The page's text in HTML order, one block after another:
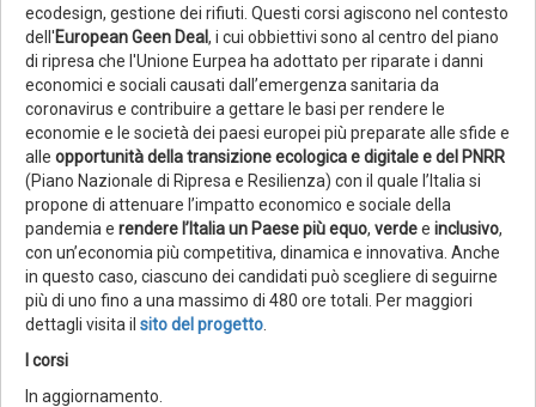
ecodesign, gestione dei rifiuti. Questi corsi agiscono nel contesto
dell'European Geen Deal, i cui obbiettivi sono al centro del piano
di ripresa che l'Unione Eurpea ha adottato per riparate i danni
economici e sociali causati dall’emergenza sanitaria da
coronavirus e contribuire a gettare le basi per rendere le
economie e le società dei paesi europei più preparate alle sfide e
alle opportunità della transizione ecologica e digitale e del PNRR
(Piano Nazionale di Ripresa e Resilienza) con il quale l’Italia si
propone di attenuare l’impatto economico e sociale della
pandemia e rendere l’Italia un Paese piùequo, verdee inclusivo,
con un’economia più competitiva, dinamica e innovativa. Anche
in questo caso, ciascuno dei candidati può scegliere di seguirne
più di uno fino a una massimo di 480 ore totali. Per maggiori
dettagli visita il sito del progetto
I corsi
In aggiornamento.